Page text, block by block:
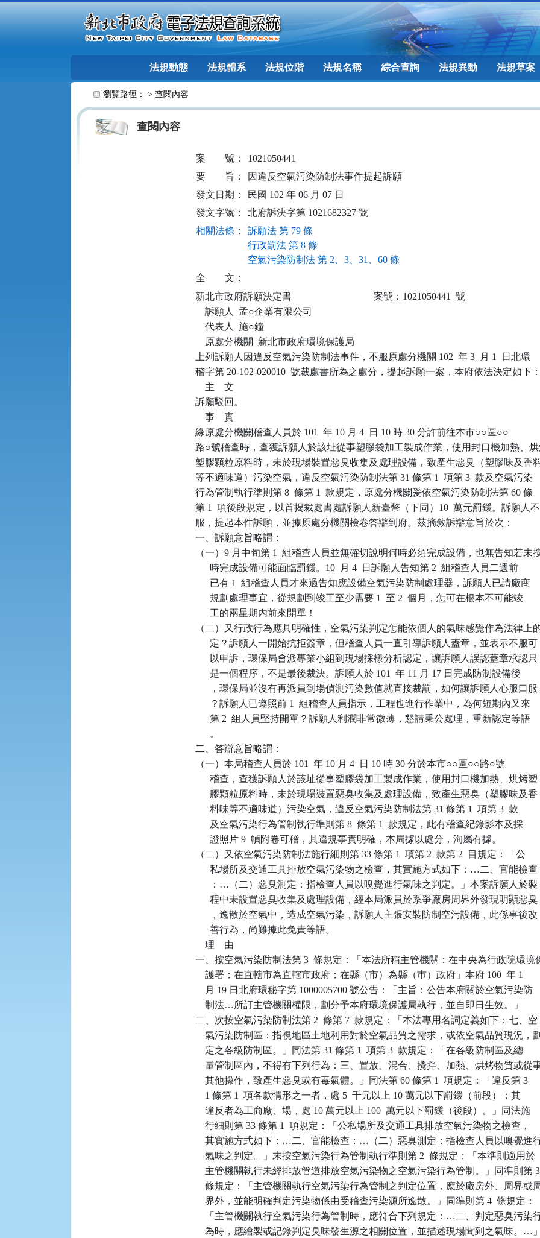
法規動態 法規體系 法規位階 法規名稱 綜合查詢 法規異動 法規草案
瀏覽路徑： > 查閱內容
查閱內容
案 號：
1021050441
要
旨：
因違反空氣污染防制法事件提起訴願
發文日期：
民國 102 年 06 月 07 日
發文字號：
北府訴決字第 1021682327 號
相關法條 ：
訴願法 第 79 條
行政罰法 第 8 條
空氣污染防制法 第 2、3、31、60 條
全
文：
新北市政府訴願決定書                                  案號：1021050441  號
    訴願人  孟○企業有限公司
    代表人  施○鐘
    原處分機關  新北市政府環境保護局
上列訴願人因違反空氣污染防制法事件，不服原處分機關 102  年 3  月 1  日北環
稽字第 20-102-020010  號裁處書所為之處分，提起訴願一案，本府依法決定如下
    主    文
訴願駁回。
    事    實
緣原處分機關稽查人員於 101  年 10 月 4  日 10 時 30 分許前往本市○○區○○
路○號稽查時，查獲訴願人於該址從事塑膠袋加工製成作業，使用封口機加熱、
塑膠顆粒原料時，未於現場裝置惡臭收集及處理設備，致產生惡臭（塑膠味及香
等不適味道）污染空氣，違反空氣污染防制法第 31 條第 1  項第 3  款及空氣污染
行為管制執行準則第 8  條第 1  款規定，原處分機關爰依空氣污染防制法第 60 條
第 1  項後段規定，以首揭裁處書處訴願人新臺幣（下同）10  萬元罰鍰。訴願人不
服，提起本件訴願，並據原處分機關檢卷答辯到府。茲摘敘訴辯意旨於次：
一、訴願意旨略謂：
（一）9 月中旬第 1  組稽查人員並無確切說明何時必須完成設備，也無告知若未
      時完成設備可能面臨罰鍰。10  月 4  日訴願人告知第 2  組稽查人員二週前
      已有 1  組稽查人員才來過告知應設備空氣污染防制處理器，訴願人已請廠商
      規劃處理事宜，從規劃到竣工至少需要 1  至 2  個月，怎可在根本不可能竣
      工的兩星期內前來開單！
（二）又行政行為應具明確性，空氣污染判定怎能依個人的氣味感覺作為法律上
      定？訴願人一開始抗拒簽章，但稽查人員一直引導訴願人蓋章，並表示不服可
      以申訴，環保局會派專業小組到現場採樣分析認定，讓訴願人誤認蓋章承認只
      是一個程序，不是最後裁決。訴願人於 101  年 11 月 17 日完成防制設備後
      ，環保局並沒有再派員到場偵測污染數值就直接裁罰，如何讓訴願人心服口服
      ？訴願人已遵照前 1  組稽查人員指示，工程也進行作業中，為何短期內又來
      第 2  組人員堅持開單？訴願人利潤非常微薄，懇請秉公處理，重新認定等語
      。
二、答辯意旨略謂：
（一）本局稽查人員於 101  年 10 月 4  日 10 時 30 分於本市○○區○○路○號
      稽查，查獲訴願人於該址從事塑膠袋加工製成作業，使用封口機加熱、烘烤塑
      膠顆粒原料時，未於現場裝置惡臭收集及處理設備，致產生惡臭（塑膠味及香
      料味等不適味道）污染空氣，違反空氣污染防制法第 31 條第 1  項第 3  款
      及空氣污染行為管制執行準則第 8  條第 1  款規定，此有稽查紀錄影本及採
      證照片 9  幀附卷可稽，其違規事實明確，本局據以處分，洵屬有據。
（二）又依空氣污染防制法施行細則第 33 條第 1  項第 2  款第 2  目規定：「公
      私場所及交通工具排放空氣污染物之檢查，其實施方式如下：…二、官能檢查
      ：…（二）惡臭測定：指檢查人員以嗅覺進行氣味之判定。」本案訴願人於製
      程中未設置惡臭收集及處理設備，經本局派員於系爭廠房周界外發現明顯惡臭
      ，逸散於空氣中，造成空氣污染，訴願人主張安裝防制空污設備，此係事後改
      善行為，尚難據此免責等語。
    理    由
一、按空氣污染防制法第 3  條規定：「本法所稱主管機關：在中央為行政院環境
    護署；在直轄市為直轄市政府；在縣（市）為縣（巿）政府」本府 100  年 1
    月 19 日北府環秘字第 1000005700 號公告：「主旨：公告本府關於空氣污染防
    制法…所訂主管機關權限，劃分予本府環境保護局執行，並自即日生效。」
二、次按空氣污染防制法第 2  條第 7  款規定：「本法專用名詞定義如下：七、空
氣污染防制區：指視地區土地利用對於空氣品質之需求，或依空氣品質現況，
    定之各級防制區。」同法第 31 條第 1  項第 3  款規定：「在各級防制區及總
量管制區內，不得有下列行為：三、置放、混合、攪拌、加熱、烘烤物質或從
    其他操作，致產生惡臭或有毒氣體。」同法第 60 條第 1  項規定：「違反第 3
    1 條第 1  項各款情形之一者，處 5  千元以上 10 萬元以下罰鍰（前段）；其
    違反者為工商廠、場，處 10 萬元以上 100  萬元以下罰鍰（後段）。」同法施
    行細則第 33 條第 1  項規定：「公私場所及交通工具排放空氣污染物之檢查，
其實施方式如下：…二、官能檢查：…（二）惡臭測定：指檢查人員以嗅覺進
    氣味之判定。」末按空氣污染行為管制執行準則第 2  條規定：「本準則適用於
    主管機關執行未經排放管道排放空氣污染物之空氣污染行為管制。」同準則第 3
條規定：「主管機關執行空氣污染行為管制之判定位置，應於廠房外、周界或
    界外，並能明確判定污染物係由受稽查污染源所逸散。」同準則第 4  條規定：
「主管機關執行空氣污染行為管制時，應符合下列規定：…二、判定惡臭污染
為時，應繪製或記錄判定臭味發生源之相關位置，並描述現場聞到之氣味。…